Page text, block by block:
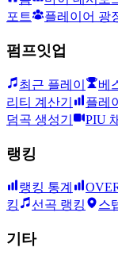
포트
플레이어 광
펌프잇업
최근 플레이 베
리티 계산기
플레
덤곡 생성기
PIU
랭킹
랭킹 통계
킹
선곡 랭킹 스
기타